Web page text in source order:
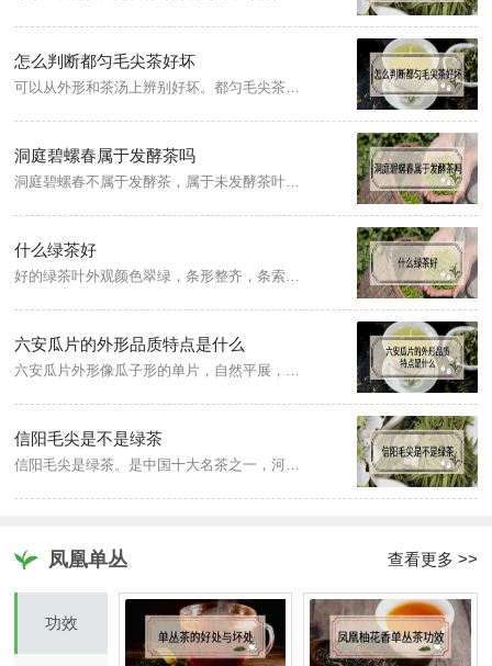
怎么判断都匀毛尖茶好坏
洞庭碧螺春属于发酵茶吗
什么绿茶好
六安瓜片的外形品质特点是什么
信阳毛尖是不是绿茶
凤凰单丛 查看更多 >>
功效